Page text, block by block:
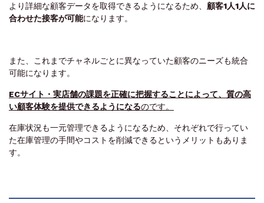
より詳細な顧客データを取得できるようになるため、 顧客1人1人に
合わせた接客が可能になります。
また、これまでチャネルごとに異なっていた顧客のニーズも統合
可能になります。
ECサイト・実店舗の課題を正確に把握することによって、質の高
い顧客体験を提供できるようになるのです。
在庫状況も一元管理できるようになるため、それぞれで行ってい
た在庫管理の手間やコストを削減できるというメリットもありま
す。